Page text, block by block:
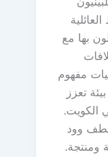
بها مع
مفهوم
تعزز
الكويت.
وود
ومنتجة.